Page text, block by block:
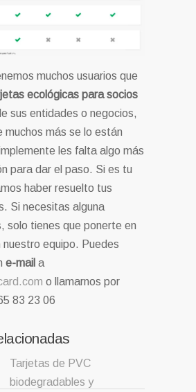
muchos usuarios que
ecológicas para socios
sus entidades o negocios,
muchos más se lo están
les falta algo más
para dar el paso. Si es tu
haber resuelto tus
Si necesitas alguna
solo tienes que ponerte en
equipo. Puedes
e-mail a
o llamarnos por
83 23 06
Tarjetas de PVC
biodegradables y